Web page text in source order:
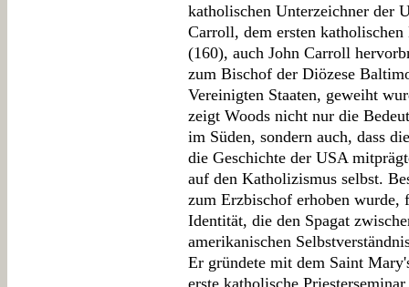
katholischen Unterzeichner der
Carroll, dem ersten katholischen
(160), auch John Carroll
zum Bischof der Diözese
Vereinigten Staaten, geweiht
zeigt Woods nicht nur die
im Süden, sondern auch, dass
die Geschichte der USA
auf den Katholizismus selbst.
zum Erzbischof erhoben wurde,
Identität, die den Spagat
amerikanischen
Er gründete mit dem Saint
erste katholische